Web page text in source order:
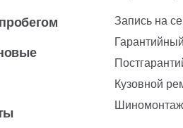
Запись на
Кузовной
Шиномонтаж